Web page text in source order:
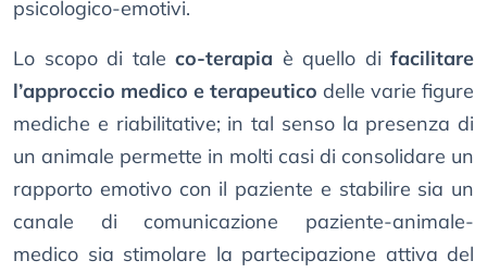
psicologico-emotivi.
Lo scopo di tale co-terapia è quello di facilitare
l’approccio medico e terapeutico delle varie figure
mediche e riabilitative; in tal senso la presenza di
un animale permette in molti casi di consolidare un
rapporto emotivo con il paziente e stabilire sia un
canale di comunicazione paziente-animale-
medico sia stimolare la partecipazione attiva del